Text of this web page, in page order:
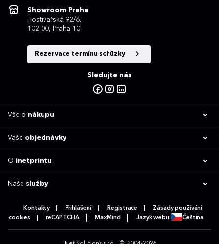
Showroom Praha
Hostivařská 92/6,
102 00, Praha 10
Rezervace termínu schůzky
Sledujte nás
Vše o nákupu
Vaše objednávky
O inetprintu
Naše služby
Kontakty Přihlášení Registrace
Zásady používání
cookies
reCAPTCHA MaxMind Jazyk webu: Čeština